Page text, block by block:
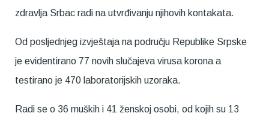
zdravlja Srbac radi na utvrđivanju njihovih kontakata.
Od posljednjeg izvještaja na području Republike Srpske
je evidentirano 77 novih slučajeva virusa korona a
testirano je 470 laboratorijskih uzoraka.
Radi se o 36 muških i 41 ženskoj osobi, od kojih su 13